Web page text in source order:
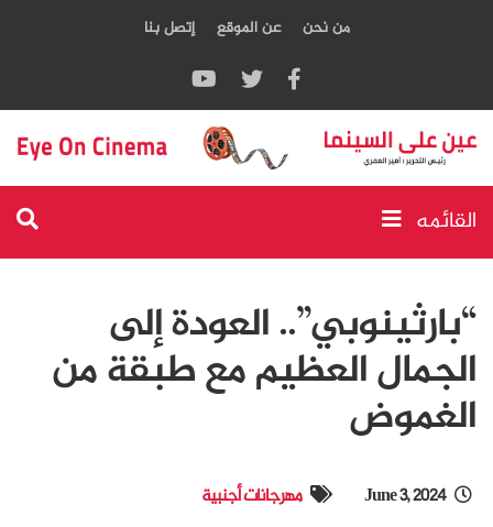
من نحن عن الموقع إتصل بنا
القائمه
“بارثينوبي”.. العودة إلى
الجمال العظيم مع طبقة من
الغموض
June 3, 2024 مهرجانات أجنبية